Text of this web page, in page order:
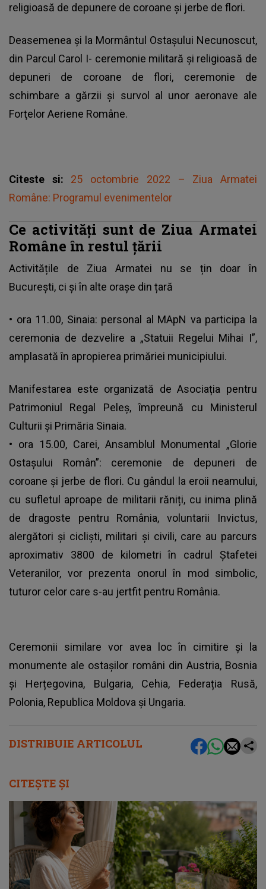
DISTRIBUIE ARTICOLUL
religioasă de depunere de coroane şi jerbe de flori.
Deasemenea și la Mormântul Ostaşului Necunoscut,
din Parcul Carol I- ceremonie militară şi religioasă de
depuneri de coroane de flori, ceremonie de
schimbare a gărzii şi survol al unor aeronave ale
Forţelor Aeriene Române.
Citeste si: 25 octombrie 2022 – Ziua Armatei
Române: Programul evenimentelor
Ce activități sunt de Ziua Armatei
Române în restul țării
Activitățile de Ziua Armatei nu se țin doar în
București, ci și în alte orașe din țară
• ora 11.00, Sinaia: personal al MApN va participa la
ceremonia de dezvelire a „Statuii Regelui Mihai I”,
amplasată în apropierea primăriei municipiului.
Manifestarea este organizată de Asociația pentru
Patrimoniul Regal Peleș, împreună cu Ministerul
Culturii și Primăria Sinaia.
• ora 15.00, Carei, Ansamblul Monumental „Glorie
Ostașului Român”: ceremonie de depuneri de
coroane și jerbe de flori. Cu gândul la eroii neamului,
cu sufletul aproape de militarii răniți, cu inima plină
de dragoste pentru România, voluntarii Invictus,
alergători și cicliști, militari și civili, care au parcurs
aproximativ 3800 de kilometri în cadrul Ștafetei
Veteranilor, vor prezenta onorul în mod simbolic,
tuturor celor care s-au jertfit pentru România.
Ceremonii similare vor avea loc în cimitire și la
monumente ale ostașilor români din Austria, Bosnia
și Herțegovina, Bulgaria, Cehia, Federația Rusă,
Polonia, Republica Moldova și Ungaria.
CITEȘTE ȘI